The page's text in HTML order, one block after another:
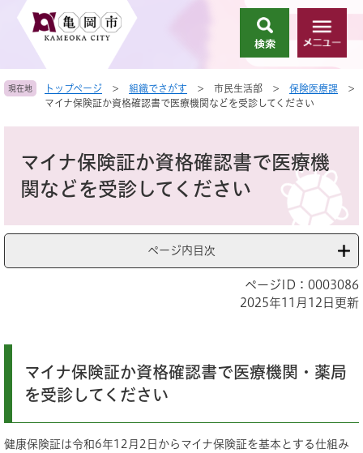
頭
す
飛
し
索
メ
ニ
ー
現在地 トップページ > 組織でさがす > 市民生活部 > 保険医療課
>
マイナ保険証か資格確認書で医療機関などを受診してください
マイナ保険証か資格確認書で医療機
関などを受診してください
ページ内目次
ページID：0003086
2025年11月12日更新
マイナ保険証か資格確認書で医療機関・薬局
を受診してください
健康保険証は令和6年12月2日からマイナ保険証を基本とする仕組み